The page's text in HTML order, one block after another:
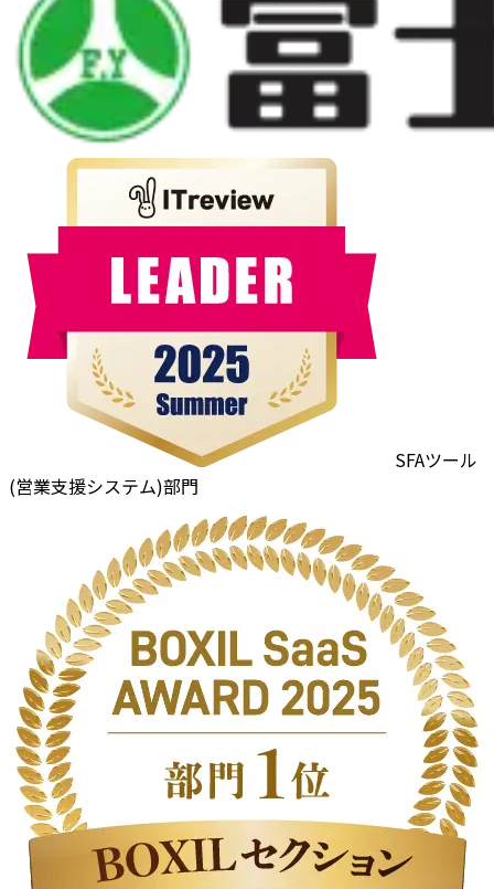
SFAツール
(営業支援システム)部門